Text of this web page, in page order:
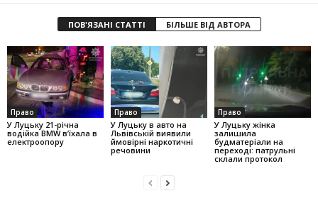
ПОВ'ЯЗАНІ СТАТТІ БІЛЬШЕ ВІД АВТОРА
Право
У Луцьку 21-річна
водійка BMW в’їхала в
електроопору
Право
У Луцьку в авто на
Львівській виявили
ймовірні наркотичні
речовини
Право
У Луцьку жінка
залишила
будматеріали на
переході: патрульні
склали протокол